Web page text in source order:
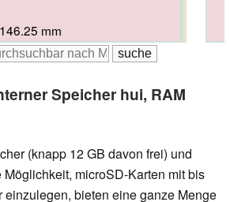
149.5 mm
147 mm
147.6 mm
146.25 mm
Speicher hui, RAM
(knapp 12 GB davon frei) und
microSD-Karten mit bis
einzulegen, bieten eine ganze Menge